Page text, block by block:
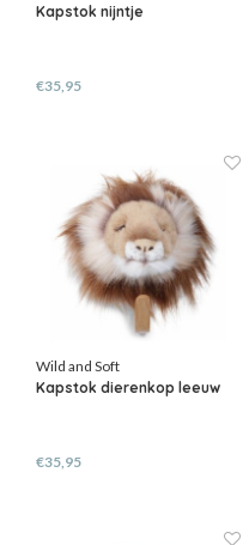
Kapstok nijntje
€35,95
Wild and Soft
Kapstok dierenkop leeuw
€35,95